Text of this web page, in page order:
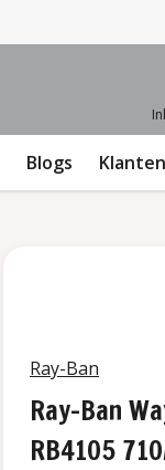
Blogs
Ray-Ban
Ray-Ban
RB4105